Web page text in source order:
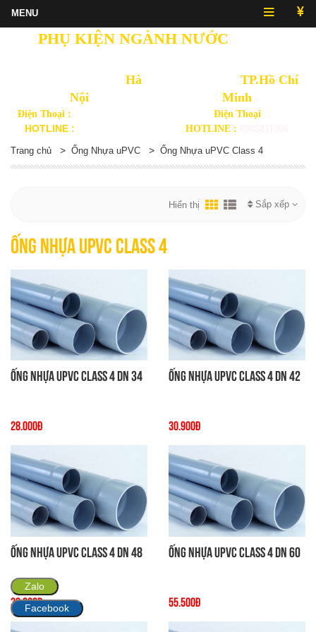
PHỤ KIỆN NGÀNH NƯỚC
Hà
Nội
Điện Thoại :
HOTLINE :
TP.Hồ Chí
Minh
Điện Thoại
HOTLINE :
Trang chủ > Ống Nhựa uPVC > Ống Nhựa uPVC Class 4
Sắp xếp
Hiển thị
Ống Nhựa uPVC Class 4
Ống Nhựa uPVC Class 4 DN 34
28.000đ
Ống Nhựa uPVC Class 4 DN 42
30.900đ
Ống Nhựa uPVC Class 4 DN 48
38.900đ
Ống Nhựa uPVC Class 4 DN 60
55.500đ
Zalo
Facebook